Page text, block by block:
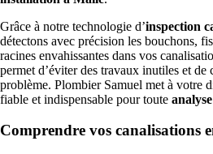
Grâce à notre technologie d’inspection
détectons avec précision les bouchons,
racines envahissantes dans vos
permet d’éviter des travaux inutiles et
problème. Plombier Samuel met à votre
fiable et indispensable pour toute
Comprendre vos canalisations